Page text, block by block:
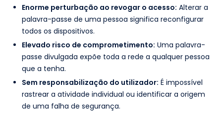
Enorme perturbação ao revogar o acesso: Alterar a
palavra-passe de uma pessoa significa reconfigurar
todos os dispositivos.
Elevado risco de comprometimento: Uma palavra-
passe divulgada expõe toda a rede a qualquer pessoa
que a tenha.
Sem responsabilização do utilizador: É impossível
rastrear a atividade individual ou identificar a origem
de uma falha de segurança.